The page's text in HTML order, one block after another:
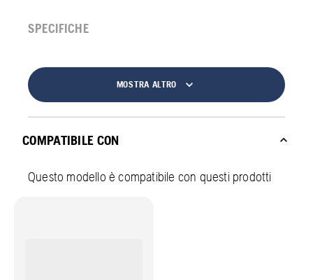
SPECIFICHE
MOSTRA ALTRO
COMPATIBILE CON
Questo modello è compatibile con questi prodotti